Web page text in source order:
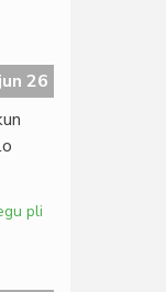
sukcesa
ol
26
pli